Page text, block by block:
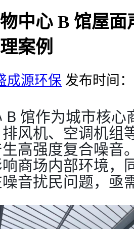
中心 B 馆屋
案例
成源环保 发布时间
B 馆作为城市核
风机、空调机组
高强度复合噪音
商场内部环境，
音扰民问题，亟